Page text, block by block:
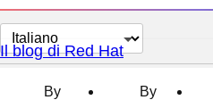
Cambia
lingua
Il blog di Red Hat
By
By